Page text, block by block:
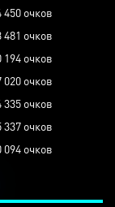
450 очков
481 очков
194 очков
020 очков
335 очков
337 очков
094 очков